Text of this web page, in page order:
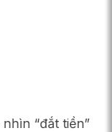
“đắt tiền”